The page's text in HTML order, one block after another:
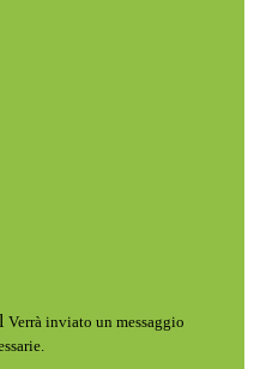
Verrà inviato un messaggio